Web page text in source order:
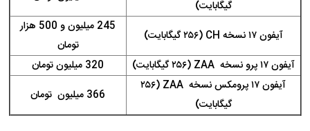
گیگابایت)
آیفون ۱۷ نسخه CH (۲۵۶ گیگابایت)
245 میلیون و 500 هزار
تومان
آیفون ۱۷ پرو نسخه ZAA (۲۵۶ گیگابایت)
320 میلیون تومان
آیفون ۱۷ پرومکس نسخه ZAA (۲۵۶
گیگابایت)
366 میلیون تومان